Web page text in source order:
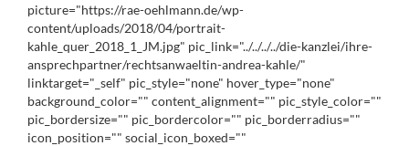
picture="https://rae-oehlmann.de/wp-
content/uploads/2018/04/portrait-
kahle_quer_2018_1_JM.jpg" pic_link="../../../../die-kanzlei/ihre-
ansprechpartner/rechtsanwaeltin-andrea-kahle/"
linktarget="_self" pic_style="none" hover_type="none"
background_color="" content_alignment="" pic_style_color=""
pic_bordersize="" pic_bordercolor="" pic_borderradius=""
icon_position="" social_icon_boxed=""